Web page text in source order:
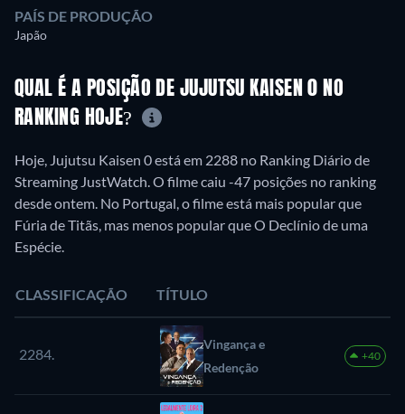
PAÍS DE PRODUÇÃO
Japão
QUAL É A POSIÇÃO DE JUJUTSU KAISEN 0 NO
RANKING HOJE?
Hoje, Jujutsu Kaisen 0 está em 2288 no Ranking Diário de
Streaming JustWatch. O filme caiu -47 posições no ranking
desde ontem. No Portugal, o filme está mais popular que
Fúria de Titãs, mas menos popular que O Declínio de uma
Espécie.
CLASSIFICAÇÃO TÍTULO
2284.
Vingança e
Redenção
+40